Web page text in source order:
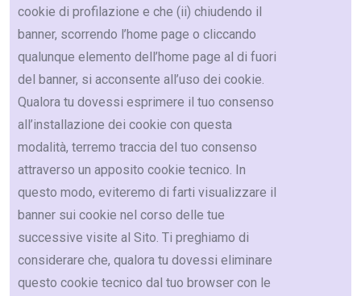
cookie di profilazione e che (ii) chiudendo il
banner, scorrendo l’home page o cliccando
qualunque elemento dell’home page al di fuori
del banner, si acconsente all’uso dei cookie.
Qualora tu dovessi esprimere il tuo consenso
all’installazione dei cookie con questa
modalità, terremo traccia del tuo consenso
attraverso un apposito cookie tecnico. In
questo modo, eviteremo di farti visualizzare il
banner sui cookie nel corso delle tue
successive visite al Sito. Ti preghiamo di
considerare che, qualora tu dovessi eliminare
questo cookie tecnico dal tuo browser con le